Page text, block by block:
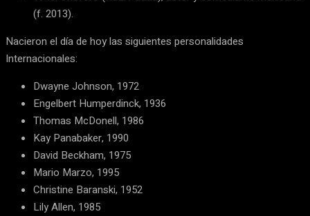
(f. 2013).
Nacieron el día de hoy las siguientes personalidades
Internacionales:
Dwayne Johnson, 1972
Engelbert Humperdinck, 1936
Thomas McDonell, 1986
Kay Panabaker, 1990
David Beckham, 1975
Mario Marzo, 1995
Christine Baranski, 1952
Lily Allen, 1985